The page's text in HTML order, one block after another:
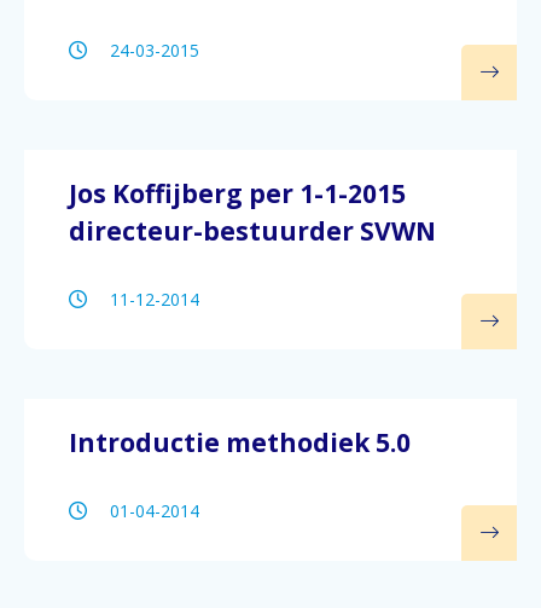
24-03-2015
Jos Koffijberg per 1-1-2015
directeur-bestuurder SVWN
11-12-2014
Introductie methodiek 5.0
01-04-2014